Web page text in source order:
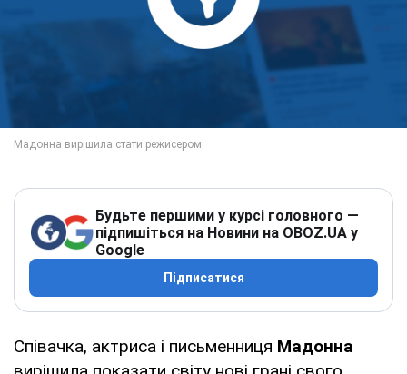
Будьте першими у курсі головного —
підпишіться на Новини на OBOZ.UA у
Google
Підписатися
Співачка, актриса і письменниця Мадонна